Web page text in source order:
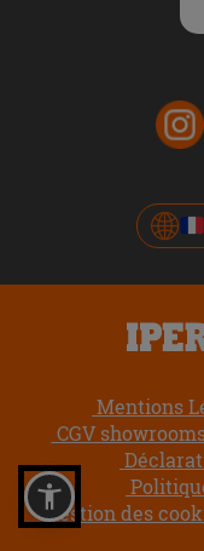
Mentions
CGV
Gestion des